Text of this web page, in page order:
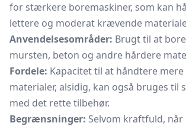
for stærkere boremaskiner, som kan
lettere og moderat krævende
Anvendelsesområder: Brugt til at
mursten, beton og andre hårdere
Fordele: Kapacitet til at håndtere
materialer, alsidig, kan også bruges
med det rette tilbehør.
Begrænsninger: Selvom kraftfuld, når